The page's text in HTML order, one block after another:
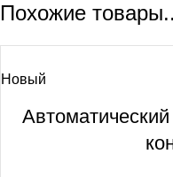
Похожие
Новый
Автоматический